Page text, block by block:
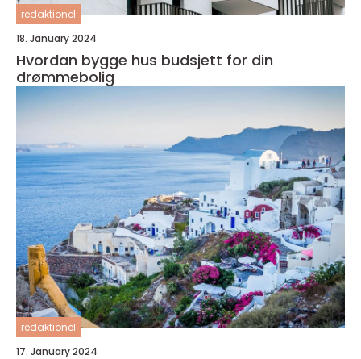
redaktionel
18. January 2024
Hvordan bygge hus budsjett for din
drømmebolig
redaktionel
17. January 2024